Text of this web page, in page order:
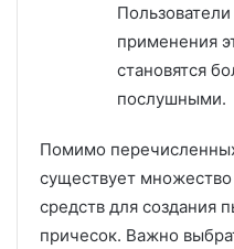
применения
становятся
послушными.
Помимо
существует
средств для создания
причесок. Важно